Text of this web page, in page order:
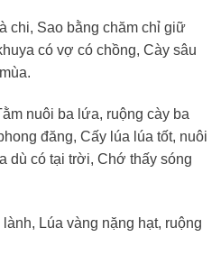
chi, Sao bằng chăm chỉ giữ
có vợ có chồng, Cày sâu
nuôi ba lứa, ruộng cày ba
đăng, Cấy lúa lúa tốt, nuôi
dù có tại trời, Chớ thấy sóng
Lúa vàng nặng hạt, ruộng